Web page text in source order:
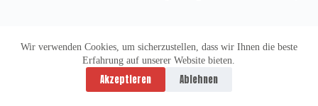
Wir verwenden Cookies, um sicherzustellen, dass wir Ihnen die beste
Erfahrung auf unserer Website bieten.
Akzeptieren Ablehnen
Datenschutzerklärung
Impressum
Copyright © 2026 -
vitolution